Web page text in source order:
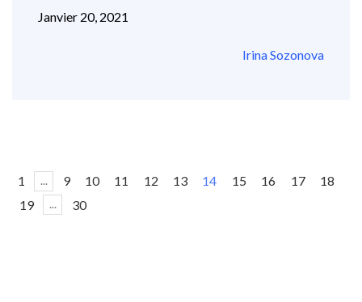
Janvier 20, 2021
Irina Sozonova
1 ... 9 10 11 12 13 14 15 16 17
18
19
... 30